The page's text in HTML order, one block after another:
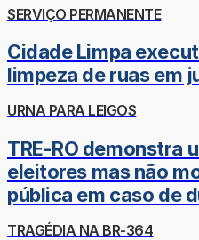
SERVIÇO PERMANENTE
Cidade Limpa
limpeza de ruas em
URNA PARA LEIGOS
TRE-RO demonstra
eleitores mas não
pública em caso de
TRAGÉDIA NA BR-364